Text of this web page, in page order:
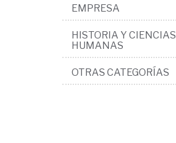
EMPRESA
HISTORIA Y CIENCIAS
HUMANAS
OTRAS CATEGORÍAS